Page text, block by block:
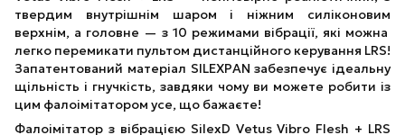
твердим внутрішнім шаром і ніжним силіконовим
верхнім, а головне — з 10 режимами вібрації, які можна
легко перемикати пультом дистанційного керування LRS!
Запатентований матеріал SILEXPAN забезпечує ідеальну
щільність і гнучкість, завдяки чому ви можете робити із
цим фалоімітатором усе, що бажаєте!
Фалоімітатор з вібрацією SilexD Vetus Vibro Flesh + LRS